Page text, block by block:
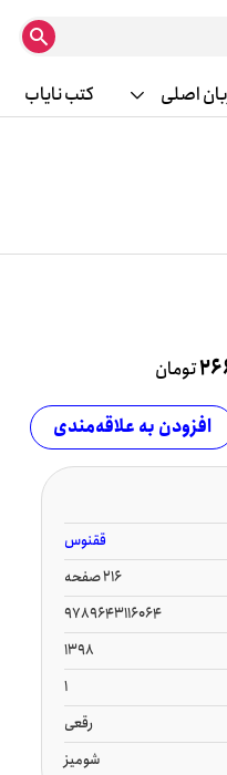
اصلی کتب نایاب
تومان
افزودن به علاقه‌مندی
ققنوس
216 صفحه
9789643116064
1398
1
رقعی
شومیز